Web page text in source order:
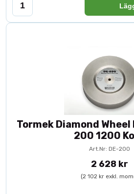
Tormek Diamond Wheel
200 1200
Art.Nr: DE-200
2 628 kr
(2 102 kr exkl.